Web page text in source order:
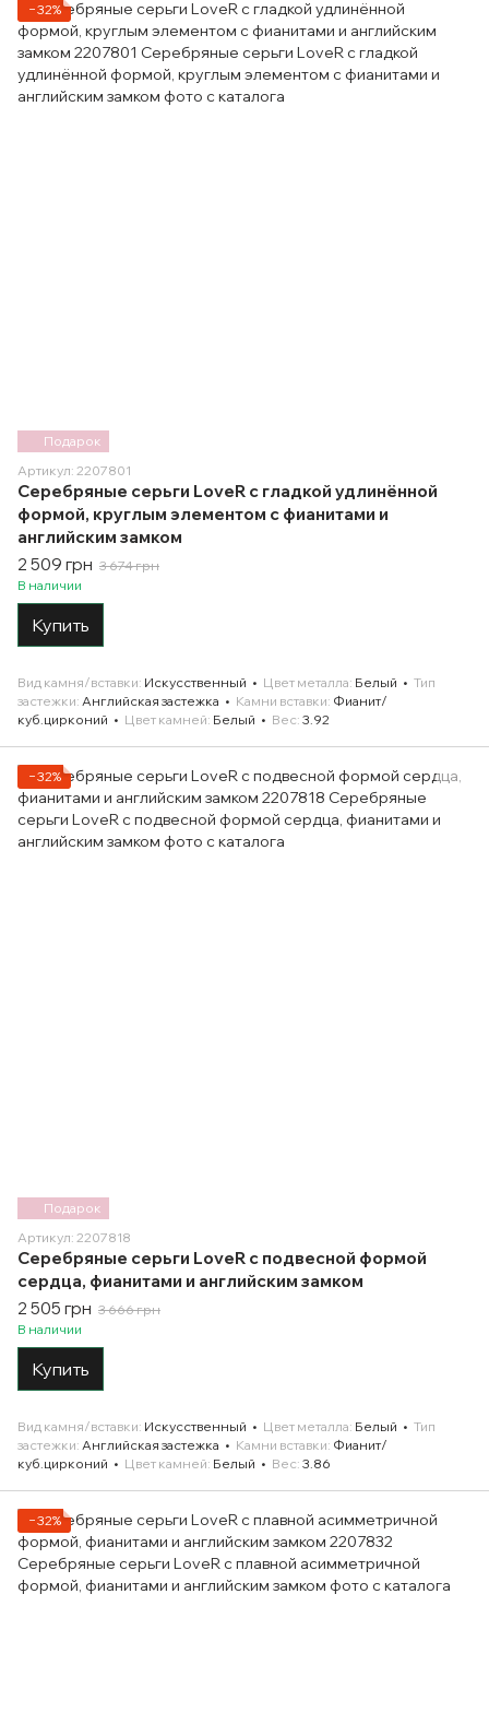
Подарок
−32%
Артикул: 2207801
Серебряные серьги LoveR с гладкой удлинённой
формой, круглым элементом с фианитами и
английским замком
2 509 грн 3 674 грн
В наличии
Купить
Вид камня/вставки Искусственный Цвет металла Белый
Тип
застежки Английская застежка Камни вставки Фианит/
куб.цирконий
Цвет камней Белый Вес 3.92
Подарок
−32%
Артикул: 2207818
Серебряные серьги LoveR с подвесной формой
сердца, фианитами и английским замком
2 505 грн 3 666 грн
В наличии
Купить
Вид камня/вставки Искусственный Цвет металла Белый
Тип
застежки Английская застежка Камни вставки Фианит/
куб.цирконий
Цвет камней Белый Вес 3.86
−32%